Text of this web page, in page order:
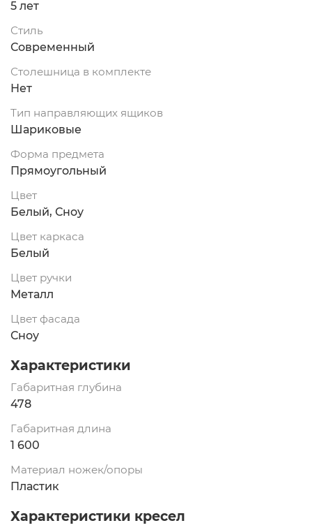
5 лет
Стиль
Современный
Столешница в комплекте
Нет
Тип направляющих ящиков
Шариковые
Форма предмета
Прямоугольный
Цвет
Белый, Сноу
Цвет каркаса
Белый
Цвет ручки
Металл
Цвет фасада
Сноу
Характеристики
Габаритная глубина
478
Габаритная длина
1 600
Материал ножек/опоры
Пластик
Характеристики кресел